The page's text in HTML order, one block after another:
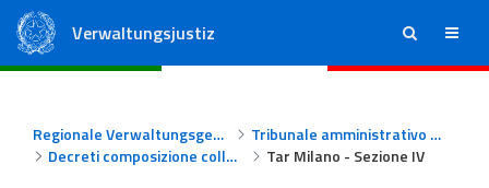
Verwaltungsjustiz ricerca menu
Regionale Verwaltungsgerichte
Tribunale amministrativo regionale per la Lombardia - Milano
Decreti composizione collegi Tar Milano
Tar Milano - Sezione IV